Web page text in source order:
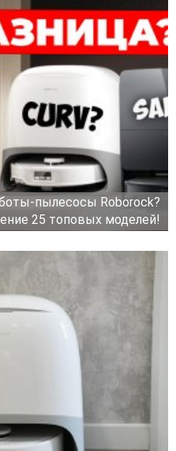
пылесосы Roborock?
25 топовых моделей!